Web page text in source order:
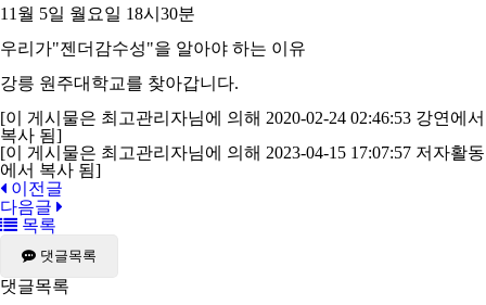
11월 5일 월요일 18시30분
우리가"젠더감수성"을 알아야 하는 이유
강릉 원주대학교를 찾아갑니다.
[이 게시물은 최고관리자님에 의해 2020-02-24 02:46:53 강연에서
복사 됨]
[이 게시물은 최고관리자님에 의해 2023-04-15 17:07:57 저자활동
에서 복사 됨]
이전글
다음글
목록
댓글목록
댓글목록